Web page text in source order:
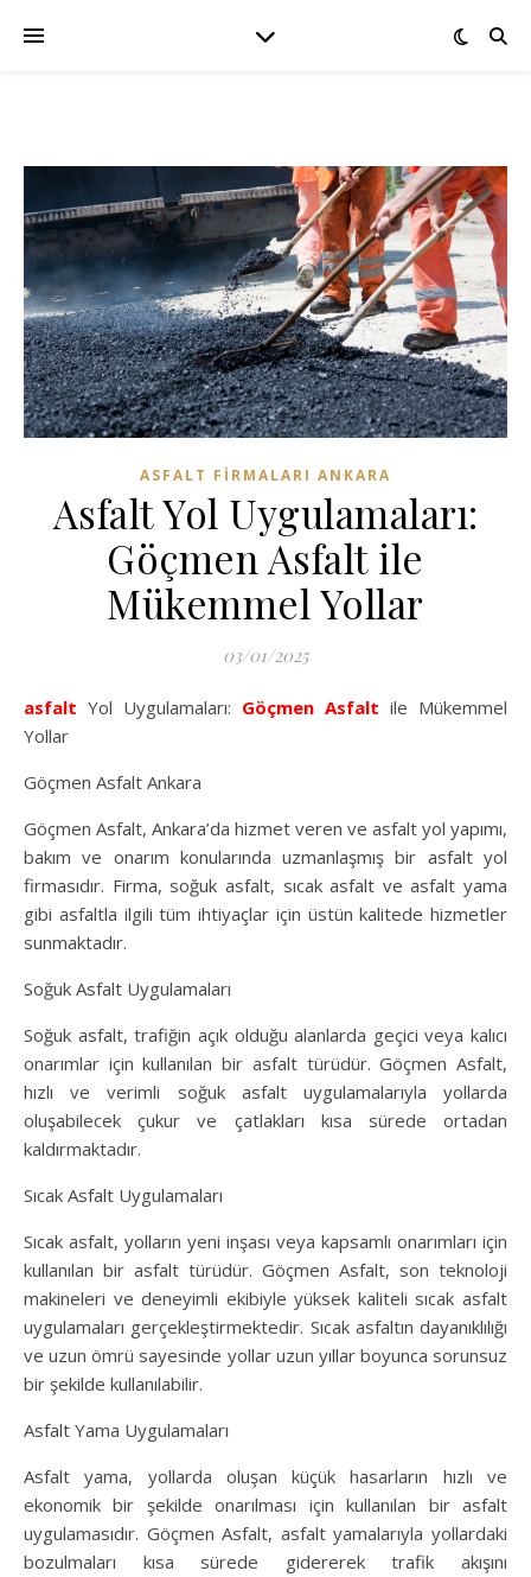
ASFALT FIRMALARI ANKARA
Asfalt Yol Uygulamaları:
Göçmen Asfalt ile
Mükemmel Yollar
03/01/2025
asfalt Yol Uygulamaları: Göçmen Asfalt ile Mükemmel
Yollar
Göçmen Asfalt Ankara
Göçmen Asfalt, Ankara’da hizmet veren ve asfalt yol yapımı,
bakım ve onarım konularında uzmanlaşmış bir asfalt yol
firmasıdır. Firma, soğuk asfalt, sıcak asfalt ve asfalt yama
gibi asfaltla ilgili tüm ihtiyaçlar için üstün kalitede hizmetler
sunmaktadır.
Soğuk Asfalt Uygulamaları
Soğuk asfalt, trafiğin açık olduğu alanlarda geçici veya kalıcı
onarımlar için kullanılan bir asfalt türüdür. Göçmen Asfalt,
hızlı ve verimli soğuk asfalt uygulamalarıyla yollarda
oluşabilecek çukur ve çatlakları kısa sürede ortadan
kaldırmaktadır.
Sıcak Asfalt Uygulamaları
Sıcak asfalt, yolların yeni inşası veya kapsamlı onarımları için
kullanılan bir asfalt türüdür. Göçmen Asfalt, son teknoloji
makineleri ve deneyimli ekibiyle yüksek kaliteli sıcak asfalt
uygulamaları gerçekleştirmektedir. Sıcak asfaltın dayanıklılığı
ve uzun ömrü sayesinde yollar uzun yıllar boyunca sorunsuz
bir şekilde kullanılabilir.
Asfalt Yama Uygulamaları
Asfalt yama, yollarda oluşan küçük hasarların hızlı ve
ekonomik bir şekilde onarılması için kullanılan bir asfalt
uygulamasıdır. Göçmen Asfalt, asfalt yamalarıyla yollardaki
bozulmaları kısa sürede gidererek trafik akışını